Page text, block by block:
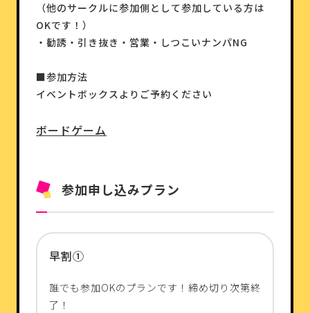
（他のサークルに参加側として参加している方は
OKです！）
・勧誘・引き抜き・営業・しつこいナンパNG
■参加方法
イベントボックスよりご予約ください
ボードゲーム
参加申し込みプラン
早割①
誰でも参加OKのプランです！締め切り次第終
了！